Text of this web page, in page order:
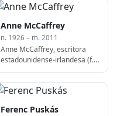
Anne McCaffrey
n. 1926 – m. 2011
Anne McCaffrey, escritora
estadounidense-irlandesa (f.
Ferenc Puskás